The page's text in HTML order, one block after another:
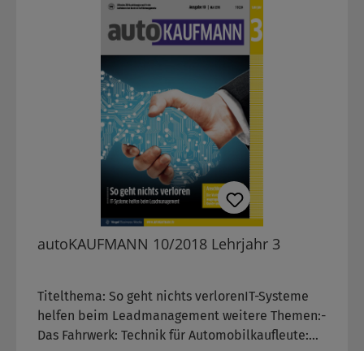
autoKAUFMANN 10/2018 Lehrjahr 3
Titelthema: So geht nichts verlorenIT-Systeme
helfen beim Leadmanagement weitere Themen:-
Das Fahrwerk: Technik für Automobilkaufleute: